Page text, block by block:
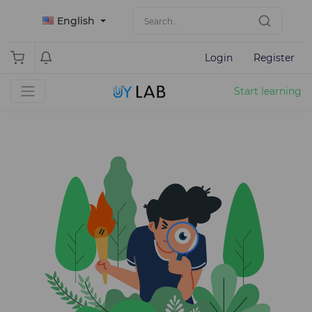
English
Login Register
Start learning